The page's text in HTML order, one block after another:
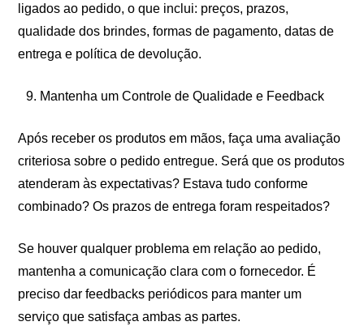
ligados ao pedido, o que inclui: preços, prazos,
qualidade dos brindes, formas de pagamento, datas de
entrega e política de devolução.
Mantenha um Controle de Qualidade e Feedback
Após receber os produtos em mãos, faça uma avaliação
criteriosa sobre o pedido entregue. Será que os produtos
atenderam às expectativas? Estava tudo conforme
combinado? Os prazos de entrega foram respeitados?
Se houver qualquer problema em relação ao pedido,
mantenha a comunicação clara com o fornecedor. É
preciso dar feedbacks periódicos para manter um
serviço que satisfaça ambas as partes.